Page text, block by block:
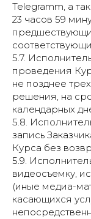
Telegramm, а
23 часов 59
5.7.
проведения
не позднее
решения, на
календарных
5.8.
запись
Курса без
5.9.
видеосъемку,
(иные медиа-
касающихся